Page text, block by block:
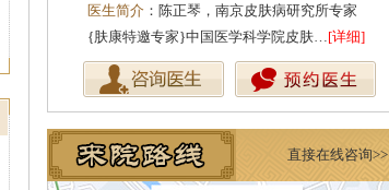
医生简介：陈正琴，南京皮肤病研究所专家
{肤康特邀专家}中国医学科学院皮肤… [详细]
直接在线咨询>>